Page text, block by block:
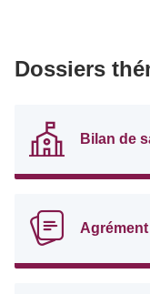
Dossiers
Bilan de